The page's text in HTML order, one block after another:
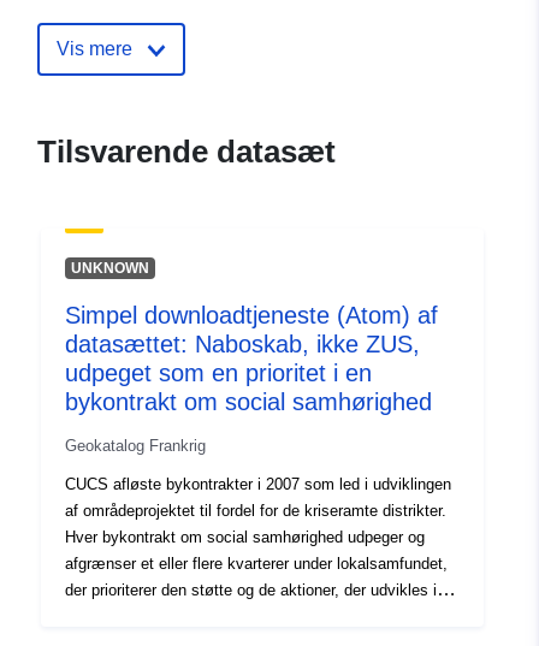
Identifikatorer:
4747-47a1-82aa-
4e06-9388-eb4ed3a197d7
Type:
Ressource:
http://inspire.ec.europa.eu/
codelist/SpatialDataServiceType/
Vis mere
Tilsvarende datasæt
UNKNOWN
Simpel downloadtjeneste (Atom) af
datasættet: Naboskab, ikke ZUS,
udpeget som en prioritet i en
bykontrakt om social samhørighed
Geokatalog Frankrig
CUCS afløste bykontrakter i 2007 som led i udviklingen
af områdeprojektet til fordel for de kriseramte distrikter.
Hver bykontrakt om social samhørighed udpeger og
afgrænser et eller flere kvarterer under lokalsamfundet,
der prioriterer den støtte og de aktioner, der udvikles i